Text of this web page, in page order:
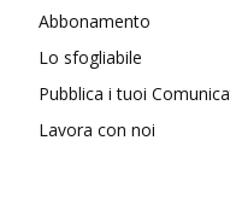
Abbonamento
Lo sfogliabile
Pubblica i tuoi
Lavora con noi